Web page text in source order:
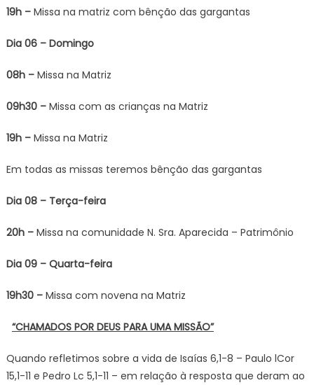
19h – Missa na matriz com bênção das gargantas
Dia 06 – Domingo
08h – Missa na Matriz
09h30 – Missa com as crianças na Matriz
19h – Missa na Matriz
Em todas as missas teremos bênção das gargantas
Dia 08 – Terça-feira
20h – Missa na comunidade N. Sra. Aparecida – Patrimônio
Dia 09 – Quarta-feira
19h30 – Missa com novena na Matriz
“CHAMADOS POR DEUS PARA UMA MISSÃO”
Quando refletimos sobre a vida de Isaías 6,1-8 – Paulo lCor
15,1-11 e Pedro Lc 5,1-11 – em relação à resposta que deram ao